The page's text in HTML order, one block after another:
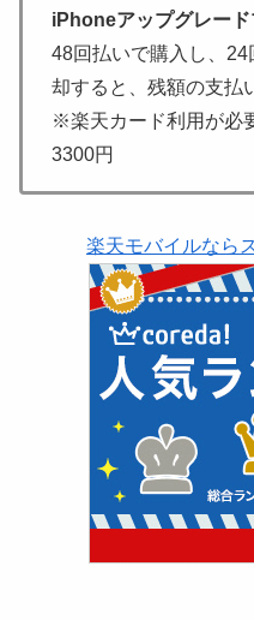
iPhoneアップグレード
48回払いで購入し、
却すると、残額の支払
※楽天カード利用が必
3300円
楽天モバイルなら